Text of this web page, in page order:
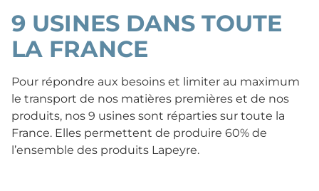
9 USINES DANS TOUTE
LA FRANCE
Pour répondre aux besoins et limiter au maximum
le transport de nos matières premières et de nos
produits, nos 9 usines sont réparties sur toute la
France. Elles permettent de produire 60% de
l’ensemble des produits Lapeyre.